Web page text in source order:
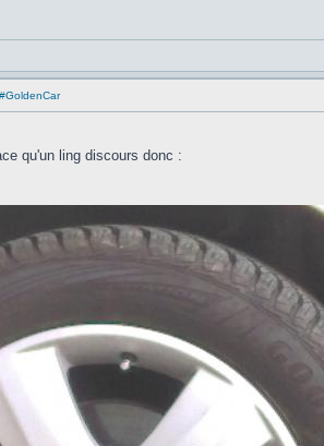
qu'un ling discours donc :